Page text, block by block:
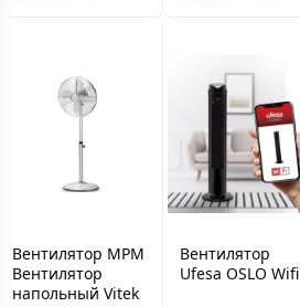
Вентилятор MPM
Вентилятор
напольный Vitek
Вентилятор
Ufesa OSLO Wifi